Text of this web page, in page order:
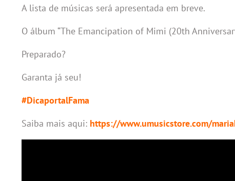
A lista de músicas será apresentada em breve.
O álbum “The Emancipation of Mimi (20th
Preparado?
Garanta já seu!
#DicaportalFama
Saiba mais aqui: https://www.umusicstore.com/